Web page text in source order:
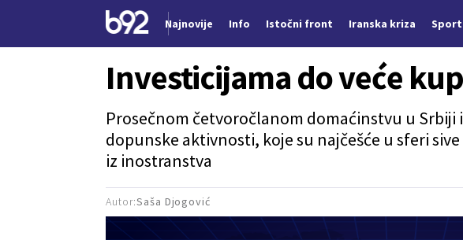
Najnovije Info Istočni front Iranska kriza Sport
Investicijama do veće
Prosečnom četvoročlanom domaćinstvu u Srbiji
dopunske aktivnosti, koje su najčešće u sferi
iz inostranstva
Autor:Saša Djogović